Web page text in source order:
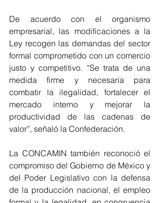
De acuerdo con el organismo
empresarial, las modificaciones a la
Ley recogen las demandas del sector
formal comprometido con un comercio
justo y competitivo. “Se trata de una
medida firme y necesaria para
combatir la ilegalidad, fortalecer el
mercado interno y mejorar la
productividad de las cadenas de
valor”, señaló la Confederación.
La CONCAMIN también reconoció el
compromiso del Gobierno de México y
del Poder Legislativo con la defensa
de la producción nacional, el empleo